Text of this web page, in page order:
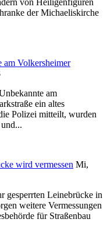
von Heiligenfiguren
der Michaeliskirche
am Volkersheimer
am
ein altes
Polizei mitteilt, wurden
wird vermessen Mi,
gesperrten Leinebrücke in
weitere Vermessungen
für Straßenbau